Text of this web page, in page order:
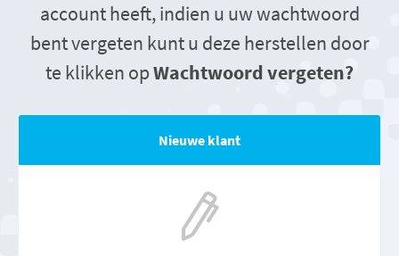
account heeft, indien u uw wachtwoord
bent vergeten kunt u deze herstellen door
te klikken opWachtwoord vergeten?
Nieuwe klant